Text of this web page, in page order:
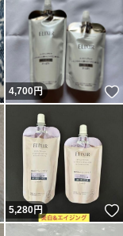
いいね！
4,700円
いいね！
5,280円